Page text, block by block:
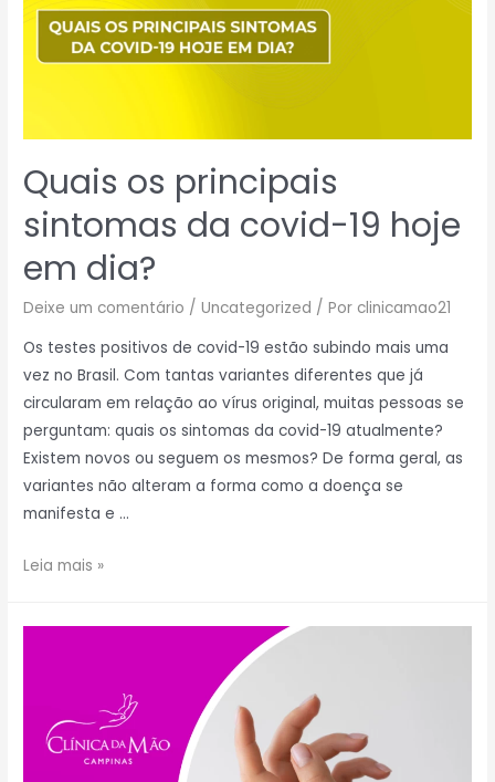
Quais os principais
sintomas da covid-19 hoje
em dia?
Deixe um comentário /Uncategorized / Por clinicamao21
Os testes positivos de covid-19 estão subindo mais uma
vez no Brasil. Com tantas variantes diferentes que já
circularam em relação ao vírus original, muitas pessoas se
perguntam: quais os sintomas da covid-19 atualmente?
Existem novos ou seguem os mesmos? De forma geral, as
variantes não alteram a forma como a doença se
manifesta e …
Leia mais »